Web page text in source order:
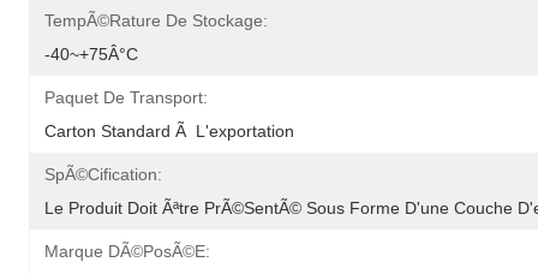
TempÃ©rature De Stockage:
-40~+75Â°C
Paquet De Transport:
Carton Standard Ã  L'exportation
SpÃ©cification:
Le Produit Doit Ãªtre PrÃ©sentÃ© Sous Forme D'une Couche
Marque DÃ©posÃ©e: